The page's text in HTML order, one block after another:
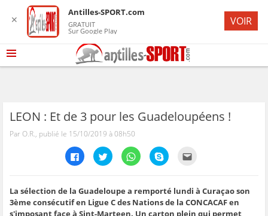
LEON : Et de 3 pour les Guadeloupéens !
Par O.R., publié le 15/10/2019 à 08h50
C
l
e
z
p
o
C
l
e
z
p
o
C
l
e
z
p
o
C
l
e
z
p
o
e
z
p
o
La sélection de la Guadeloupe a remporté lundi à Curaçao son
3ème consécutif en Ligue C des Nations de la CONCACAF en
s'imposant face à Sint-Marteen. Un carton plein qui permet
✕
Antilles-SPORT.com
GRATUIT
Sur Google Play
VOIR